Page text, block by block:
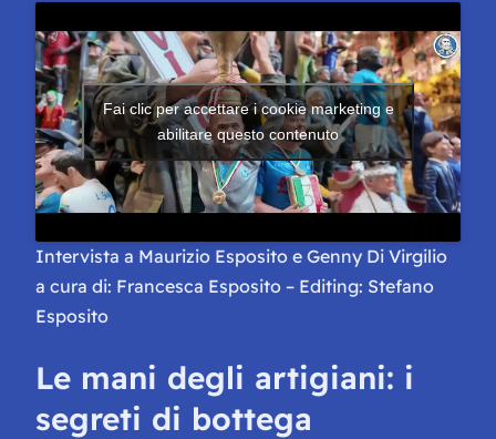
Fai clic per accettare i cookie marketing e
abilitare questo contenuto
Intervista a Maurizio Esposito e Genny Di Virgilio
a cura di: Francesca Esposito – Editing: Stefano
Esposito
Le mani degli artigiani: i
segreti di bottega